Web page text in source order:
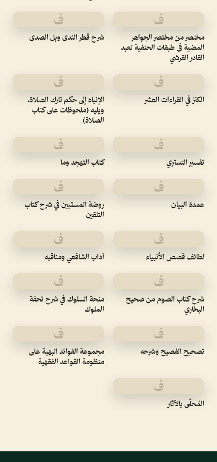
ف
مختصر من مختصر الجواهر
المضية فى طبقات الحنفية لعبد
القادر القرشي
ف
شرح قطر الندى وبل الصدى
ف
الكنز في القراءات العشر
ف
الإنباه إلى حكم تارك الصلاة،
ويليه (ملحوظات على كتاب
الصلاة)
ف
تفسير التستري
ف
كتاب التهجد وما
ف
عمدة البيان
ف
روضة المستبين في شرح كتاب
التلقين
ف
لطائف قصص الأنبياء
ف
آداب الشافعي ومناقبه
ف
شرح كتاب الصوم من صحيح
البخاري
ف
منحة السلوك في شرح تحفة
الملوك
ف
تصحيح الفصيح وشرحه
ف
مجموعة الفوائد البهية على
منظومة القواعد الفقهية
ف
المُحلَّى بالآثار